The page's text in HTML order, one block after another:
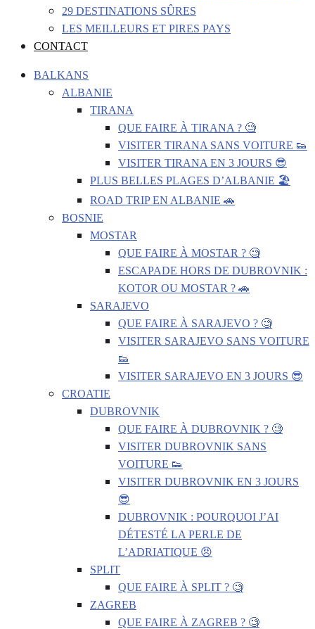
29 DESTINATIONS SÛRES
LES MEILLEURS ET PIRES PAYS
CONTACT
BALKANS
ALBANIE
TIRANA
QUE FAIRE À TIRANA ? 🧐
VISITER TIRANA SANS VOITURE 👟
VISITER TIRANA EN 3 JOURS 😎
PLUS BELLES PLAGES D’ALBANIE 🏖️
ROAD TRIP EN ALBANIE 🚗
BOSNIE
MOSTAR
QUE FAIRE À MOSTAR ? 🧐
ESCAPADE HORS DE DUBROVNIK :
KOTOR OU MOSTAR ? 🚗
SARAJEVO
QUE FAIRE À SARAJEVO ? 🧐
VISITER SARAJEVO SANS VOITURE
👟
VISITER SARAJEVO EN 3 JOURS 😎
CROATIE
DUBROVNIK
QUE FAIRE À DUBROVNIK ? 🧐
VISITER DUBROVNIK SANS
VOITURE 👟
VISITER DUBROVNIK EN 3 JOURS
😎
DUBROVNIK : POURQUOI J’AI
DÉTESTÉ LA PERLE DE
L’ADRIATIQUE 😠
SPLIT
QUE FAIRE À SPLIT ? 🧐
ZAGREB
QUE FAIRE À ZAGREB ? 🧐